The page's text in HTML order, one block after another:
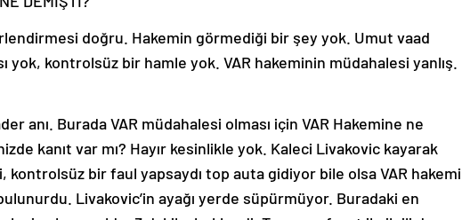
doğru. Hakemin görmediği bir şey yok. Umut vaad
yok, kontrolsüz bir hamle yok. VAR hakeminin müdahalesi yanlış.
anı. Burada VAR müdahalesi olması için VAR Hakemine ne
kanıt var mı? Hayır kesinlikle yok. Kaleci Livakovic kayarak
bir faul yapsaydı top auta gidiyor bile olsa VAR hakemi
Livakovic’in ayağı yerde süpürmüyor. Buradaki en